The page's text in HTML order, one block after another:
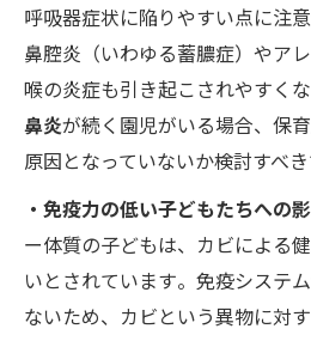
呼吸器症状に陥りやすい点に注
鼻腔炎（いわゆる蓄膿症）やア
喉の炎症も引き起こされやすくな
鼻炎が続く園児がいる場合、保
原因となっていないか検討すべき
・免疫力の低い子どもたちへの
ー体質の子どもは、カビによる
いとされています​。免疫システ
ないため、カビという異物に対